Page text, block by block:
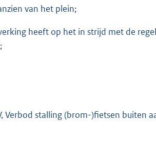
van het plein;
heeft op het in strijd met de
Verbod stalling (brom-)fietsen buiten